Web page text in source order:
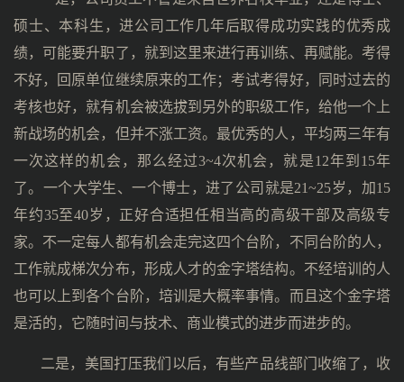
硕士、本科生，进公司工作几年后取得成功实践的优秀成
绩，可能要升职了，就到这里来进行再训练、再赋能。考得
不好，回原单位继续原来的工作；考试考得好，同时过去的
考核也好，就有机会被选拔到另外的职级工作，给他一个上
新战场的机会，但并不涨工资。最优秀的人，平均两三年有
一次这样的机会，那么经过3~4次机会，就是12年到15年
了。一个大学生、一个博士，进了公司就是21~25岁，加15
年约35至40岁，正好合适担任相当高的高级干部及高级专
家。不一定每人都有机会走完这四个台阶，不同台阶的人，
工作就成梯次分布，形成人才的金字塔结构。不经培训的人
也可以上到各个台阶，培训是大概率事情。而且这个金字塔
是活的，它随时间与技术、商业模式的进步而进步的。
二是，美国打压我们以后，有些产品线部门收缩了，收